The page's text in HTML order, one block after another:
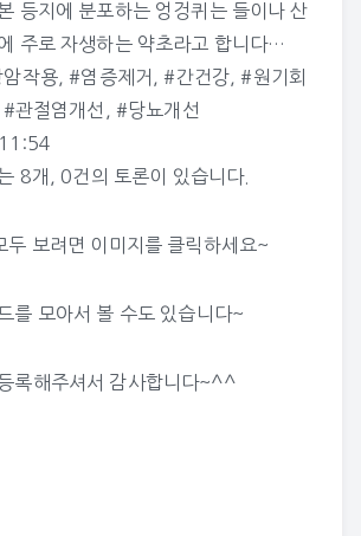
등지에 분포하는 엉겅퀴는 들이나 산
주로 자생하는 약초라고 합니다…
암작용, #염증제거 #간건강
#원기회
#관절염개선
#당뇨개선
8개, 0건의 토론이 있습니다.
두 보려면 이미지를 클릭하세요~
를 모아서 볼 수도 있습니다~
록해주셔서 감사합니다~^^